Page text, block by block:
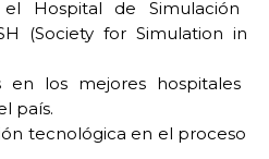
Hospital de Simulación
(Society for Simulation in
en los mejores hospitales
país.
tecnológica en el proceso